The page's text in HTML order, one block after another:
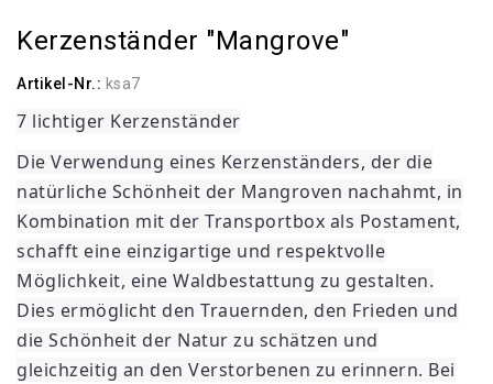
Kerzenständer "Mangrove"
Artikel-Nr.: ksa7
7 lichtiger Kerzenständer
Die Verwendung eines Kerzenständers, der die
natürliche Schönheit der Mangroven nachahmt, in
Kombination mit der Transportbox als Postament,
schafft eine einzigartige und respektvolle
Möglichkeit, eine Waldbestattung zu gestalten.
Dies ermöglicht den Trauernden, den Frieden und
die Schönheit der Natur zu schätzen und
gleichzeitig an den Verstorbenen zu erinnern. Bei